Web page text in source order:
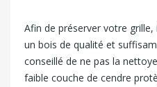
Afin de préserver votre
un bois de qualité et
conseillé de ne pas la
faible couche de cendre